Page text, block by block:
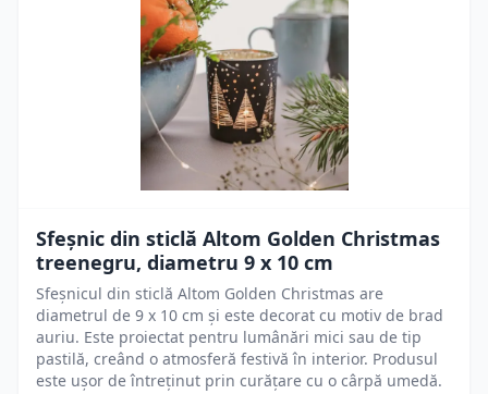
Sfeșnic din sticlă Altom Golden Christmas
treenegru, diametru 9 x 10 cm
Sfeșnicul din sticlă Altom Golden Christmas are
diametrul de 9 x 10 cm și este decorat cu motiv de brad
auriu. Este proiectat pentru lumânări mici sau de tip
pastilă, creând o atmosferă festivă în interior. Produsul
este ușor de întreținut prin curățare cu o cârpă umedă.